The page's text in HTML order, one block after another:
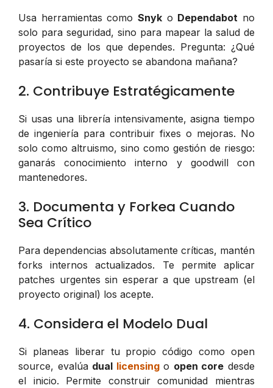
Usa herramientas como Snyk o Dependabot no
solo para seguridad, sino para mapear la salud de
proyectos de los que dependes. Pregunta: ¿Qué
pasaría si este proyecto se abandona mañana?
2. Contribuye Estratégicamente
Si usas una librería intensivamente, asigna tiempo
de ingeniería para contribuir fixes o mejoras. No
solo como altruismo, sino como gestión de riesgo:
ganarás conocimiento interno y goodwill con
mantenedores.
3. Documenta y Forkea Cuando
Sea Crítico
Para dependencias absolutamente críticas, mantén
forks internos actualizados. Te permite aplicar
patches urgentes sin esperar a que upstream (el
proyecto original) los acepte.
4. Considera el Modelo Dual
Si planeas liberar tu propio código como open
source, evalúa dual licensingo open core desde
el inicio. Permite construir comunidad mientras